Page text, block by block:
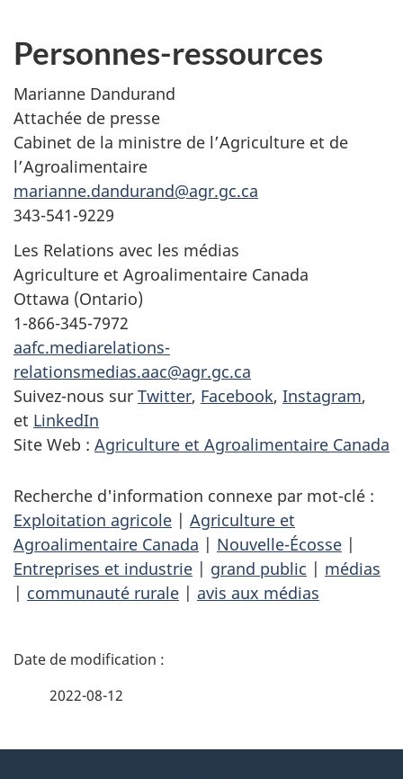
Personnes-ressources
Marianne Dandurand
Attachée de presse
Cabinet de la ministre de l’Agriculture et de
l’Agroalimentaire
marianne.dandurand@agr.gc.ca
343-541-9229
Les Relations avec les médias
Agriculture et Agroalimentaire Canada
Ottawa (Ontario)
1-866-345-7972
aafc.mediarelations-
relationsmedias.aac@agr.gc.ca
Suivez-nous sur Twitter, Facebook, Instagram,
et LinkedIn
Site Web : Agriculture et Agroalimentaire Canada
Recherche d'information connexe par mot-clé :
Exploitation agricole | Agriculture et
Agroalimentaire Canada | Nouvelle-Écosse |
Entreprises et industrie | grand public | médias
| communauté rurale | avis aux médias
D
2022-08-12